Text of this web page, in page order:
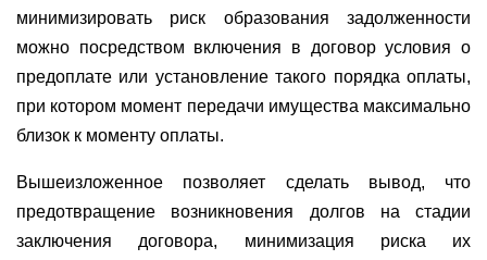
минимизировать риск образования задолженности
можно посредством включения в договор условия о
предоплате или установление такого порядка оплаты,
при котором момент передачи имущества максимально
близок к моменту оплаты.
Вышеизложенное позволяет сделать вывод, что
предотвращение возникновения долгов на стадии
заключения договора, минимизация риска их